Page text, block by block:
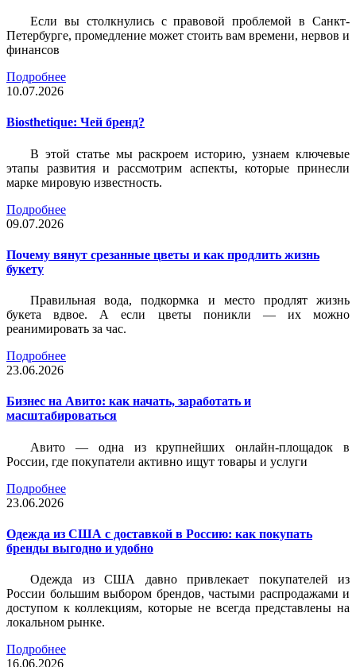
Если вы столкнулись с правовой проблемой в Санкт-
Петербурге, промедление может стоить вам времени, нервов и
финансов
Подробнее
10.07.2026
Biosthetique: Чей бренд?
В этой статье мы раскроем историю, узнаем ключевые
этапы развития и рассмотрим аспекты, которые принесли
марке мировую известность.
Подробнее
09.07.2026
Почему вянут срезанные цветы и как продлить жизнь
букету
Правильная вода, подкормка и место продлят жизнь
букета вдвое. А если цветы поникли — их можно
реанимировать за час.
Подробнее
23.06.2026
Бизнес на Авито: как начать, заработать и
масштабироваться
Авито — одна из крупнейших онлайн-площадок в
России, где покупатели активно ищут товары и услуги
Подробнее
23.06.2026
Одежда из США с доставкой в Россию: как покупать
бренды выгодно и удобно
Одежда из США давно привлекает покупателей из
России большим выбором брендов, частыми распродажами и
доступом к коллекциям, которые не всегда представлены на
локальном рынке.
Подробнее
16.06.2026